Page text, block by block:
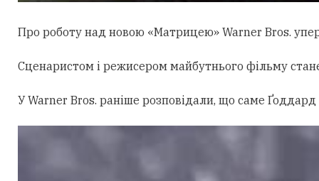
Про роботу над новою «Матрицею» Warner Bros.
Сценаристом і режисером майбутнього фільму
У Warner Bros. раніше розповідали, що саме